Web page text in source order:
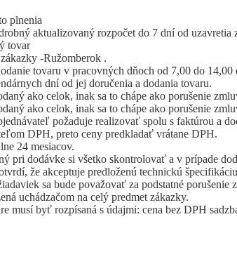
plnenia
aktualizovaný rozpočet do 7 dní od uzavretia
tovar
-Ružomberok .
tovaru v pracovných dňoch od 7,00 do 14,00
dní od jej doručenia a dodania tovaru.
ako celok, inak sa to chápe ako porušenie
ako celok, inak sa to chápe ako porušenie
požaduje realizovať spolu s faktúrou a
DPH, preto ceny predkladať vrátane DPH.
24 mesiacov.
pri dodávke si všetko skontrolovať a v prípade
že akceptuje predloženú technickú
sa bude považovať za podstatné porušenie
uchádzačom na celý predmet zákazky.
musí byť rozpísaná s údajmi: cena bez DPH